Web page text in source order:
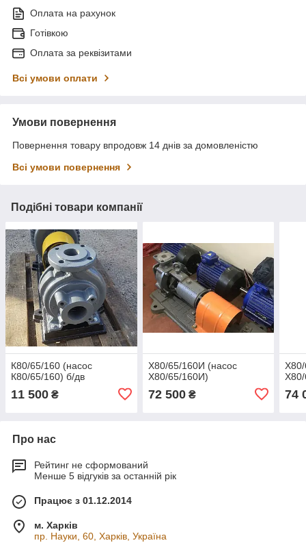
Оплата на рахунок
Готівкою
Оплата за реквізитами
Всі умови оплати
Умови повернення
Повернення товару впродовж 14 днів за домовленістю
Всі умови повернення
Подібні товари компанії
К80/65/160 (насос
К80/65/160) б/дв
11 500 ₴
Х80/65/160И (насос
Х80/65/160И)
72 500₴ 74
Про нас
Рейтинг не сформований
Менше 5 відгуків за останній рік
Працює з 01.12.2014
м. Харків
пр. Науки, 60, Харків, Україна